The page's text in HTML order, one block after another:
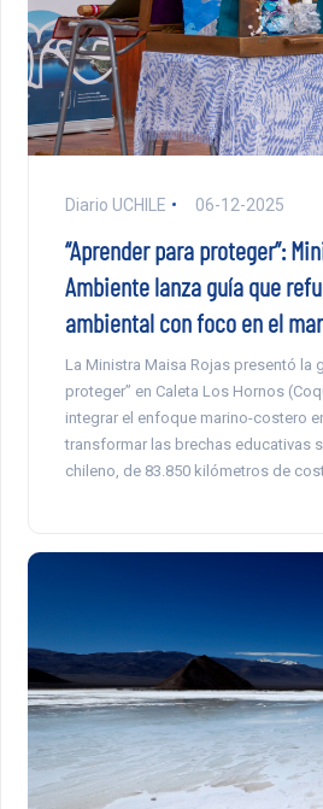
Diario UCHILE 06-12-2025
“Aprender para proteger”:
Ambiente lanza guía que
ambiental con foco en el mar
La Ministra Maisa Rojas presentó la
proteger” en Caleta Los Hornos
integrar el enfoque marino-costero
transformar las brechas educativas
chileno, de 83.850 kilómetros de